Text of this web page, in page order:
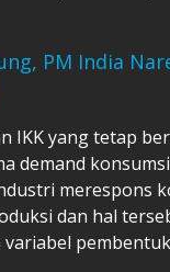
PM India
IKK yang tetap
demand
merespons
dan hal
pembentuk